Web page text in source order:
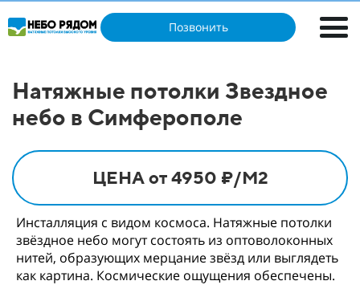
Позвонить
Натяжные потолки Звездное
небо в Симферополе
ЦЕНА от 4950 ₽/М2
Инсталляция с видом космоса. Натяжные потолки
звёздное небо могут состоять из оптоволоконных
нитей, образующих мерцание звёзд или выглядеть
как картина. Космические ощущения обеспечены.